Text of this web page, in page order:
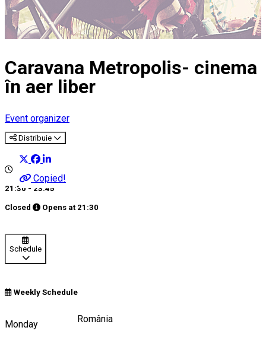
Caravana Metropolis- cinema
în aer liber
Event organizer
Distribuie
Copied!
21:30 - 23:45
Closed Opens at 21:30
Schedule
Weekly Schedule
Monday
Piața Huet, Sibiu, România